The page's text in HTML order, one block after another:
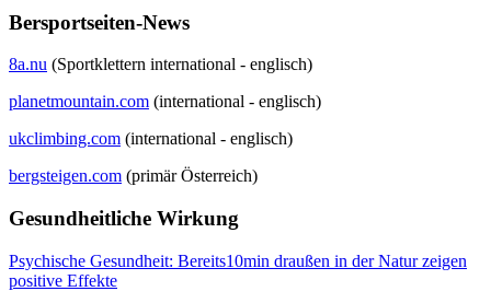
Bersportseiten-News
8a.nu (Sportklettern international - englisch)
planetmountain.com (international - englisch)
ukclimbing.com (international - englisch)
bergsteigen.com (primär Österreich)
Gesundheitliche Wirkung
Psychische Gesundheit: Bereits10min draußen in der Natur zeigen
positive Effekte